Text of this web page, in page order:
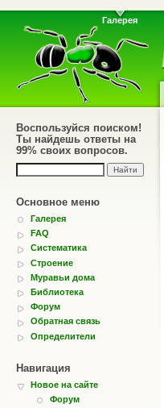
Галерея
Воспользуйся поиском!
Ты найдешь ответы на
99% своих вопросов.
Основное меню
Галерея
FAQ
Систематика
Строение
Муравьи дома
Библиотека
Форум
Обратная связь
Определители
Навигация
Новое на сайте
Форум